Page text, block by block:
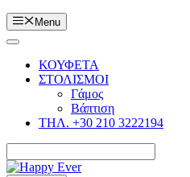
Menu
ΚΟΥΦΕΤΑ
ΣΤΟΛΙΣΜΟΙ
Γάμος
Βάπτιση
ΤΗΛ. +30 210 3222194